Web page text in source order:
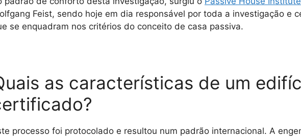
Feist, sendo hoje em dia responsável por toda a investigação e
se enquadram nos critérios do conceito de casa passiva.
as características de um
processo foi protocolado e resultou num padrão internacional. A